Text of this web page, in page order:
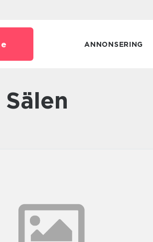
ANNONSERING
Sälen